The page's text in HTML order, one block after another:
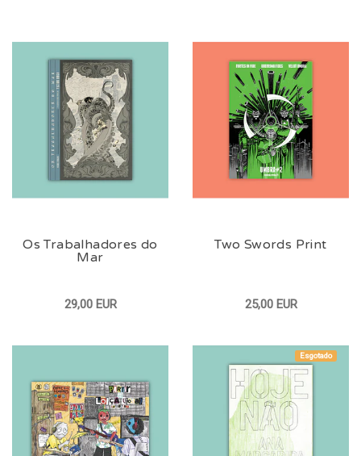
Os Trabalhadores do
Mar
29,00 EUR
Two Swords Print
25,00 EUR
Esgotado